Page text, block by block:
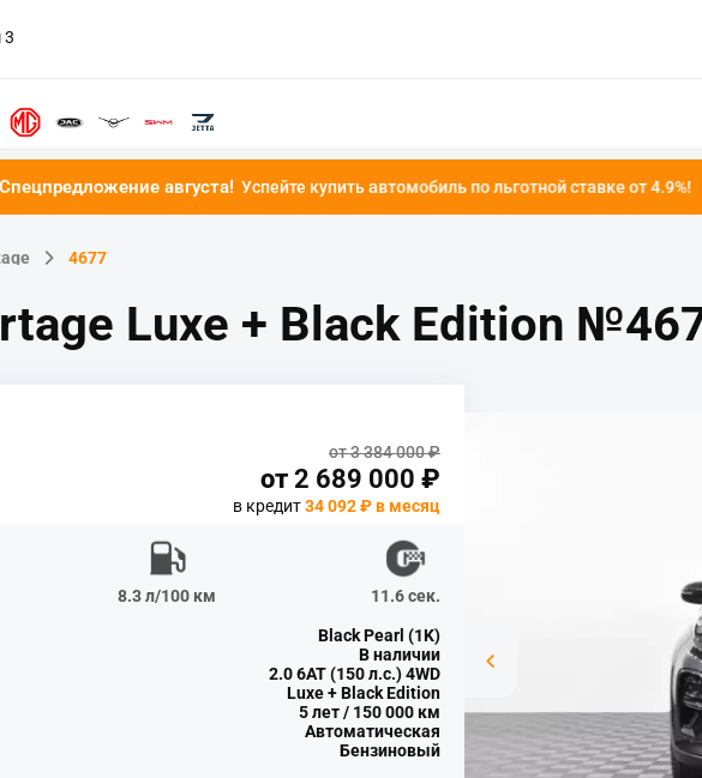
3
августа!Успейте купить автомобиль по льготной ставке от 4.9%!
4677
Luxe + Black Edition
от 3 384 000 ₽
от 2 689 000 ₽
в кредит34 092 ₽ в месяц
8.3 л/100 км 11.6 сек.
Black Pearl (1K)
В наличии
2.0 6АТ (150 л.с.) 4WD
Luxe + Black Edition
5 лет / 150 000 км
Автоматическая
Бензиновый